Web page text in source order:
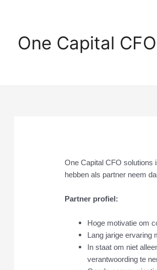
inhoudOne Capital
One Capital CFO solutions
hebben als partner neem
Partner profiel:
Hoge motivatie om
Lang jarige ervaring
In staat om niet
verantwoording te